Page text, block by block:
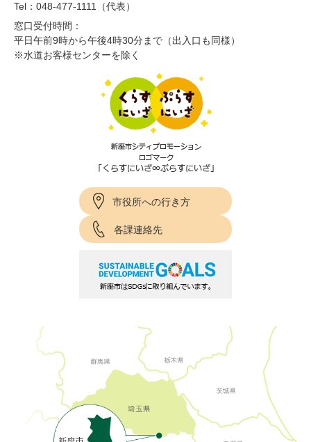
Tel：048-477-1111（代表）
窓口受付時間：
平日午前9時から午後4時30分まで（出入口も同様）
※水道お客様センターを除く
市役所への行き方
各課連絡先